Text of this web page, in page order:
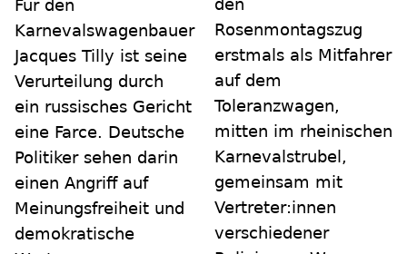
Für den
Karnevalswagenbauer
Jacques Tilly ist seine
Verurteilung durch
ein russisches Gericht
eine Farce. Deutsche
Politiker sehen darin
einen Angriff auf
Meinungsfreiheit und
demokratische
den
Rosenmontagszug
erstmals als Mitfahrer
auf dem
Toleranzwagen,
mitten im rheinischen
Karnevalstrubel,
gemeinsam mit
Vertreter:innen
verschiedener